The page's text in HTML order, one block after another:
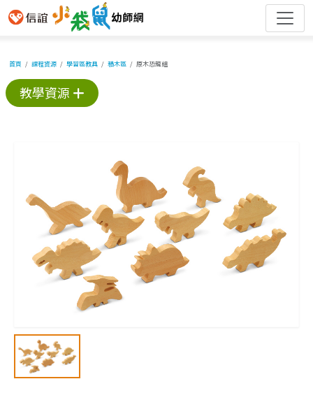
首頁 課程資源 學習區教具 積木區 原木恐龍組
教學資源